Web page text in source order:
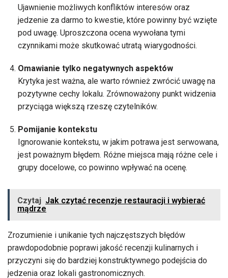
Ujawnienie możliwych konfliktów interesów oraz
jedzenie za darmo to kwestie, które powinny być wzięte
pod uwagę. Uproszczona ocena wywołana tymi
czynnikami może skutkować utratą wiarygodności.
Omawianie tylko negatywnych aspektów
Krytyka jest ważna, ale warto również zwrócić uwagę na
pozytywne cechy lokalu. Zrównoważony punkt widzenia
przyciąga większą rzeszę czytelników.
Pomijanie kontekstu
Ignorowanie kontekstu, w jakim potrawa jest serwowana,
jest poważnym błędem. Różne miejsca mają różne cele i
grupy docelowe, co powinno wpływać na ocenę.
Czytaj Jak czytać recenzje restauracji i wybierać
mądrze
Zrozumienie i unikanie tych najczęstszych błędów
prawdopodobnie poprawi jakość recenzji kulinarnych i
przyczyni się do bardziej konstruktywnego podejścia do
jedzenia oraz lokali gastronomicznych.